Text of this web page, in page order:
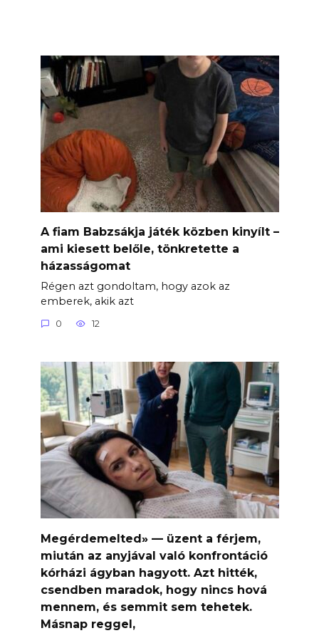
A fiam Babzsákja játék közben kinyílt –
ami kiesett belőle, tönkretette a
házasságomat
Régen azt gondoltam, hogy azok az
emberek, akik azt
0 12
Megérdemelted» — üzent a férjem,
miután az anyjával való konfrontáció
kórházi ágyban hagyott. Azt hitték,
csendben maradok, hogy nincs hová
mennem, és semmit sem tehetek.
Másnap reggel,